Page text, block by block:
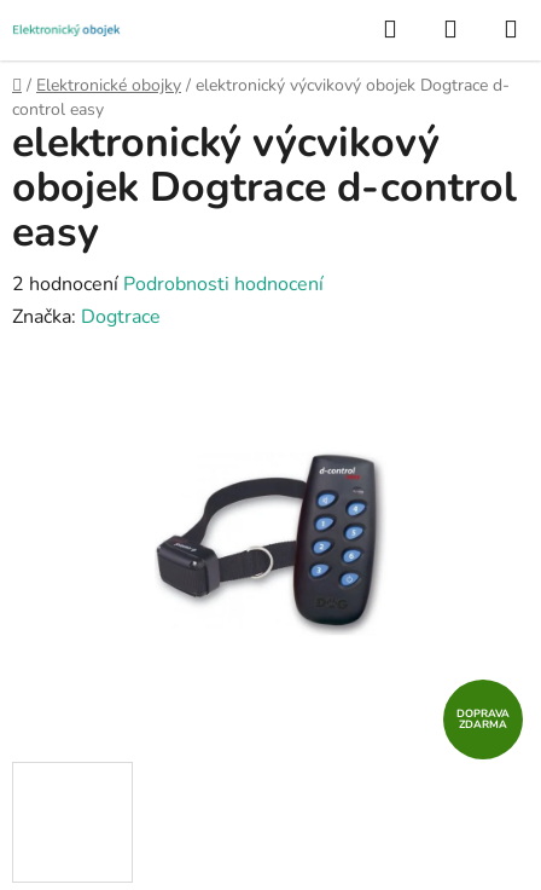
na
obsah
Hledat
KOŠÍK
Domů
/ Elektronické obojky / elektronický výcvikový obojek Dogtrace d-
control easy
elektronický výcvikový
obojek Dogtrace d-control
easy
Průměrné
hodnocení
2 hodnocení Podrobnosti hodnocení
Značka: Dogtrace
DOPRAVA
ZDARMA